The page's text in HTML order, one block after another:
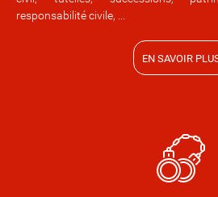
responsabilité civile, ...
EN SAVOIR